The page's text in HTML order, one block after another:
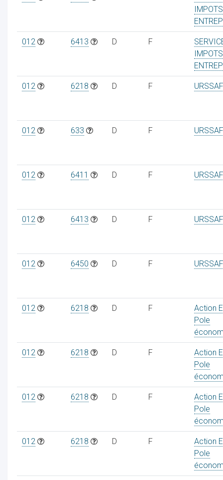
IMPOTS
012 6413 D F
IMPOTS
012 6218 D F
012 633 D F
012 6411 D F
012 6413 D F
012 6450 D F
012 6218 D F
Action
Pole
012 6218 D F
Action
Pole
012 6218 D F
Action
Pole
012 6218 D F
Action
Pole